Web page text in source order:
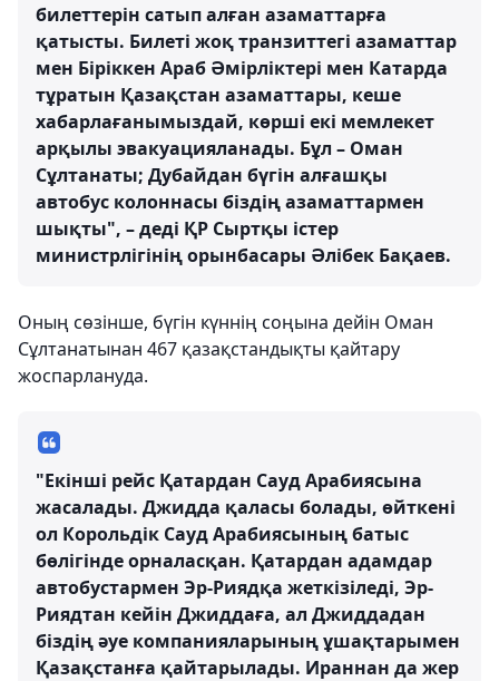
билеттерін сатып алған азаматтарға
қатысты. Билеті жоқ транзиттегі азаматтар
мен Біріккен Араб Әмірліктері мен Катарда
тұратын Қазақстан азаматтары, кеше
хабарлағанымыздай, көрші екі мемлекет
арқылы эвакуацияланады. Бұл – Оман
Сұлтанаты; Дубайдан бүгін алғашқы
автобус колоннасы біздің азаматтармен
шықты", – деді ҚР Сыртқы істер
министрлігінің орынбасары Әлібек Бақаев.
Оның сөзінше, бүгін күннің соңына дейін Оман
Сұлтанатынан 467 қазақстандықты қайтару
жоспарлануда.
"Екінші рейс Қатардан Сауд Арабиясына
жасалады. Джидда қаласы болады, өйткені
ол Корольдік Сауд Арабиясының батыс
бөлігінде орналасқан. Қатардан адамдар
автобустармен Эр-Риядқа жеткізіледі, Эр-
Риядтан кейін Джиддаға, ал Джиддадан
біздің әуе компанияларының ұшақтарымен
Қазақстанға қайтарылады. Ираннан да жер